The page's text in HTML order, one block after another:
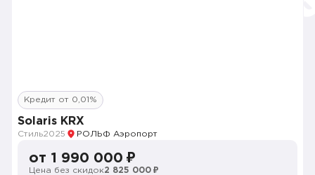
Кредит от 0,01%
Solaris KRX
Стиль2025 РОЛЬФ Аэропорт
от 1 990 000 ₽
Цена без скидок2 825 000 ₽